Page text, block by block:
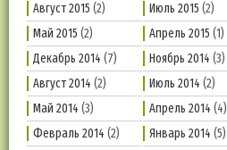
Август 2015 (2) Июль 2015 (2)
Май 2015 (2) Апрель 2015 (1)
Декабрь 2014 (7) Ноябрь 2014 (3)
Август 2014 (2) Июль 2014 (2)
Май 2014 (3) Апрель 2014 (4)
Февраль 2014 (2) Январь 2014 (5)